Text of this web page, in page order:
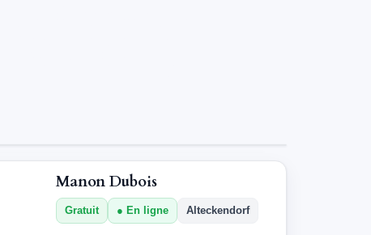
Manon Dubois
Gratuit En ligne Alteckendorf